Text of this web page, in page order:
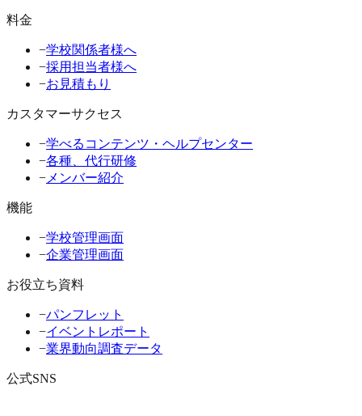
料金
−学校関係者様へ
−採用担当者様へ
−お見積もり
カスタマーサクセス
−学べるコンテンツ・ヘルプセンター
−各種、代行研修
− メンバー紹介
機能
−学校管理画面
−企業管理画面
お役立ち資料
−パンフレット
−イベントレポート
−業界動向調査データ
公式SNS